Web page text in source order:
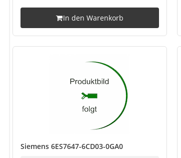
In den Warenkorb
Siemens 6ES7647-6CD03-0GA0